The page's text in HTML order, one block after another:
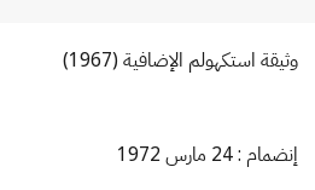
وثيقة استكهولم الإضافية (1967)
إنضمام : 24 مارس 1972